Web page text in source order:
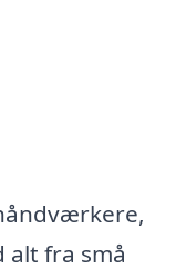
alt fra små